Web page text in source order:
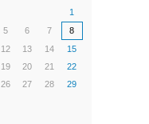
1
5 6 7
8
12 13 14
15
19 20 21
22
26 27 28
29